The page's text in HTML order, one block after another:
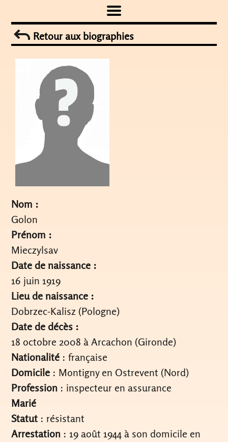
to
contentRetour aux biographies
Nom :
Golon
Prénom :
Mieczylsav
Date de naissance :
16 juin 1919
Lieu de naissance :
Dobrzec-Kalisz (Pologne)
Date de décès :
18 octobre 2008 à Arcachon (Gironde)
Nationalité : française
Domicile : Montigny en Ostrevent (Nord)
Profession : inspecteur en assurance
Marié
Statut : résistant
Arrestation : 19 août 1944 à son domicile en